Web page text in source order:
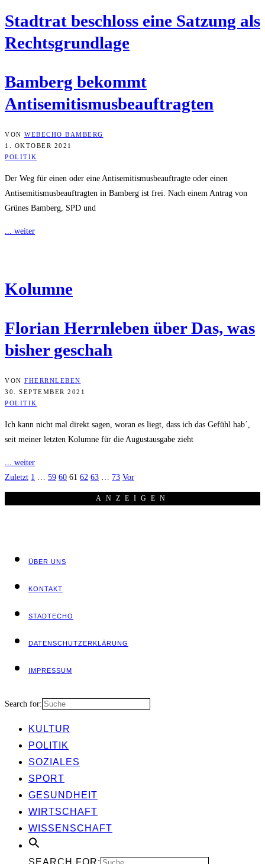
Stadt­rat beschloss eine Sat­zung als
Rechtsgrundlage
Bam­berg bekommt
Antisemitismusbeauftragten
VON WEBECHO BAMBERG
1. OKTOBER 2021
POLITIK
Der Weg für einen oder eine Antisemitismusbeauftragte oder einen
Antisemitismusbeauftragten in Bamberg ist frei. Nach einem Antrag von
Grünes Bamberg, SPD und
... weiter
Kolum­ne
Flo­ri­an Herrn­le­ben über Das, was
bis­her geschah
VON FHERRNLEBEN
30. SEPTEMBER 2021
POLITIK
Ich kann nicht mal direkt sagen, woran es liegt, dass ich das Gefühl hab´,
seit meiner letzten Kolumne für die Augustausgabe zieht
... weiter
Zuletzt 1 … 59 60 61 62 63 … 73 Vor
ANZEI­GEN
ÜBER UNS
KON­TAKT
STADT­ECHO
DATEN­SCHUTZ­ER­KLÄ­RUNG
IMPRES­SUM
Search for:
KUL­TUR
POLI­TIK
SOZIA­LES
SPORT
GESUND­HEIT
WIRT­SCHAFT
WIS­SEN­SCHAFT